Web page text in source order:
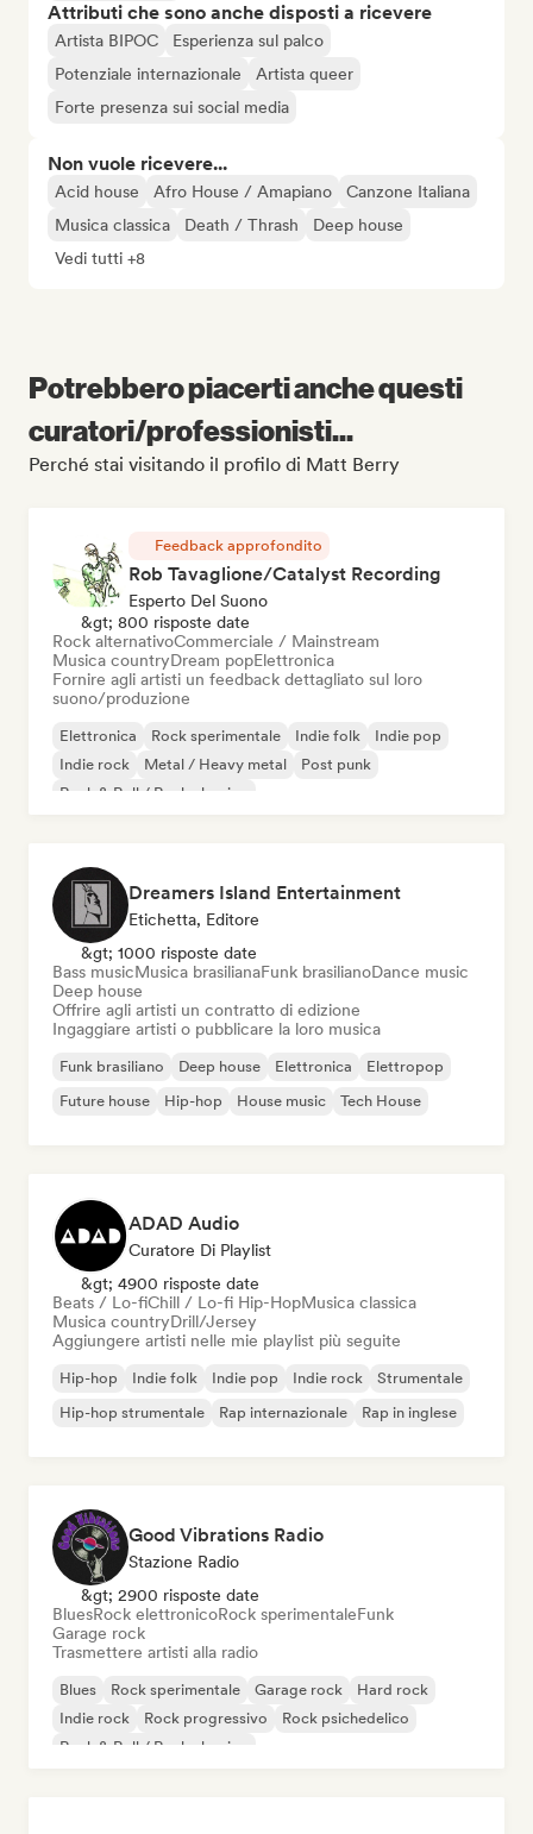
Attributi che sono anche disposti a ricevere
Artista BIPOC
Esperienza sul palco
Potenziale internazionale
Artista queer
Forte presenza sui social media
Non vuole ricevere...
Acid house Afro House / Amapiano
Canzone Italiana
Musica classica
Death / Thrash
Deep house
Vedi tutti +8
Potrebbero piacerti anche questi
curatori/professionisti...
Perché stai visitando il profilo di Matt Berry
Feedback approfondito
Rob Tavaglione/Catalyst Recording
Esperto Del Suono
&gt; 800 risposte date
Rock alternativoCommerciale / Mainstream
Musica countryDream popElettronica
Fornire agli artisti un feedback dettagliato sul loro
suono/produzione
Elettronica Rock sperimentale Indie folk
Indie pop
Indie rock
Metal / Heavy metal
Post punk
Rock & Roll / Rock classico
Dreamers Island Entertainment
Etichetta, Editore
&gt; 1000 risposte date
Bass musicMusica brasilianaFunk brasilianoDance music
Deep house
Offrire agli artisti un contratto di edizione
Ingaggiare artisti o pubblicare la loro musica
Funk brasiliano Deep house Elettronica
Elettropop
Future house
Hip-hop House music Tech House
ADAD Audio
Curatore Di Playlist
&gt; 4900 risposte date
Beats / Lo-fiChill / Lo-fi Hip-HopMusica classica
Musica countryDrill/Jersey
Aggiungere artisti nelle mie playlist più seguite
Hip-hop Indie folk Indie pop Indie rock
Strumentale
Hip-hop strumentale
Rap internazionale Rap in inglese
Good Vibrations Radio
Stazione Radio
&gt; 2900 risposte date
BluesRock elettronicoRock sperimentaleFunk
Garage rock
Trasmettere artisti alla radio
Blues Rock sperimentale Garage rock
Hard rock
Indie rock
Rock progressivo
Rock psichedelico
Rock & Roll / Rock classico